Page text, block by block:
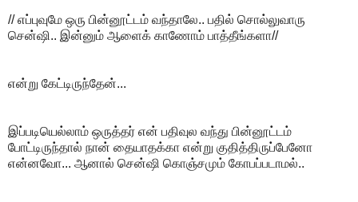
// எப்புவுமே ஒரு பின்னூட்டம் வந்தாலே.. பதில் சொல்லுவாரு
சென்ஷி.. இன்னும் ஆளைக் காணோம் பாத்தீங்களா//
என்று கேட்டிருந்தேன்...
இப்படியெல்லாம் ஒருத்தர் என் பதிவுல வந்து பின்னூட்டம்
போட்டிருந்தால் நான் தையாதக்கா என்று குதித்திருப்பேனோ
என்னவோ... ஆனால் சென்ஷி கொஞ்சமும் கோபப்படாமல்..